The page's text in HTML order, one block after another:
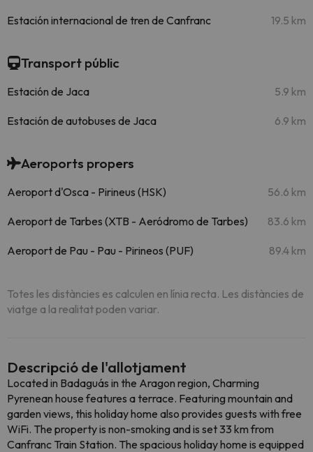
Estación internacional de tren de Canfranc 19.5 km
Transport públic
Estación de Jaca 5.9 km
Estación de autobuses de Jaca 6.9 km
Aeroports propers
Aeroport d'Osca - Pirineus (HSK) 56.6 km
Aeroport de Tarbes (XTB - Aeródromo de Tarbes) 83.6 km
Aeroport de Pau - Pau - Pirineos (PUF) 89.4 km
Totes les distàncies es calculen en línia recta. Les distàncies de
viatge a la realitat poden variar.
Descripció de l'allotjament
Located in Badaguás in the Aragon region, Charming
Pyrenean house features a terrace. Featuring mountain and
garden views, this holiday home also provides guests with free
WiFi. The property is non-smoking and is set 33 km from
Canfranc Train Station. The spacious holiday home is equipped